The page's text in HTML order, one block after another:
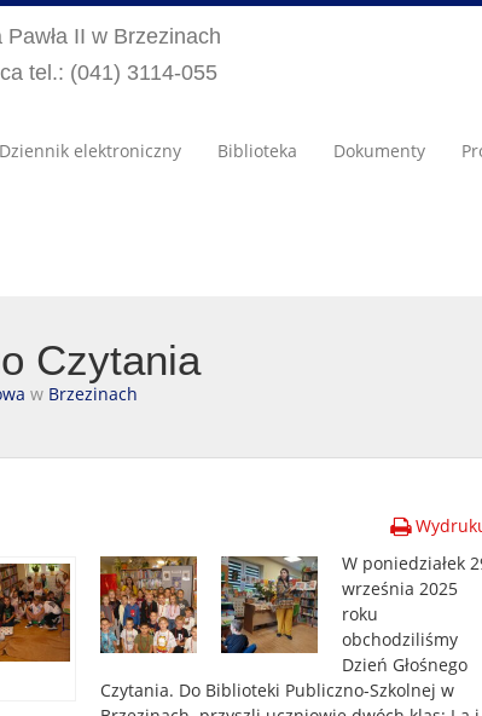
II w Brzezinach
tel.: (041) 3114-055
Dziennik elektroniczny Biblioteka Dokumenty
Czytania
w Brzezinach
W poniedziałek
września 2025
roku
obchodziliśmy
Dzień Głośnego
Czytania. Do Biblioteki Publiczno-Szkolnej w